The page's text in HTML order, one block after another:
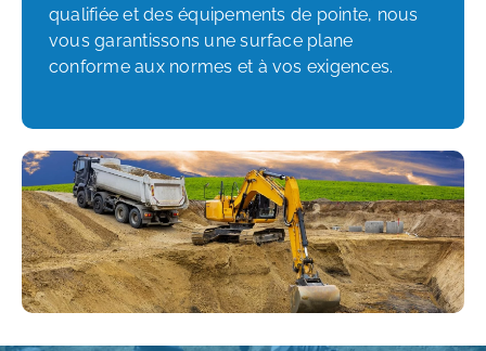
qualifiée et des équipements de pointe, nous
vous garantissons une surface plane
conforme aux normes et à vos exigences.